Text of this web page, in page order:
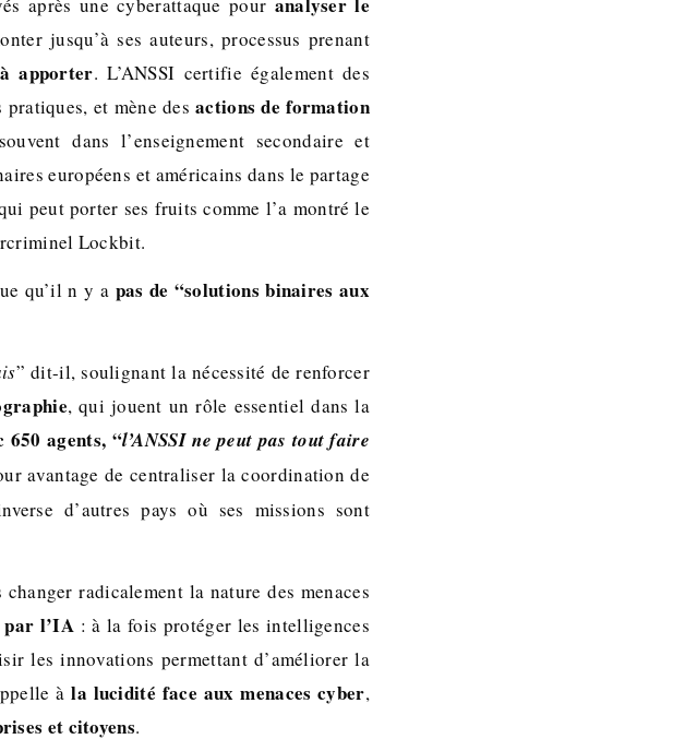
jusqu’à ses auteurs, processus prenant
apporter. L’ANSSI certifie également des
et mène desactions de formation
dans l’enseignement secondaire et
européens et américains dans le partage
peut porter ses fruits comme l’a montré le
Lockbit.
qu’il n y a pas de “solutions binaires aux
” dit-il, soulignant la nécessité de renforcer
, qui jouent un rôle essentiel dans la
650 agents, “l’ANSSI ne peut pas tout faire
avantage de centraliser la coordination de
d’autres pays où ses missions sont
radicalement la nature des menaces
par l’IA : à la fois protéger les intelligences
les innovations permettant d’améliorer la
à la lucidité face aux menaces cyber,
et citoyens.